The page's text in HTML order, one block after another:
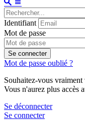
Identifiant
Mot de passe
Se connecter
Mot de passe oublié ?
Souhaitez-vous vraiment
Vous n'aurez plus accès
Se déconnecter
Se connecter